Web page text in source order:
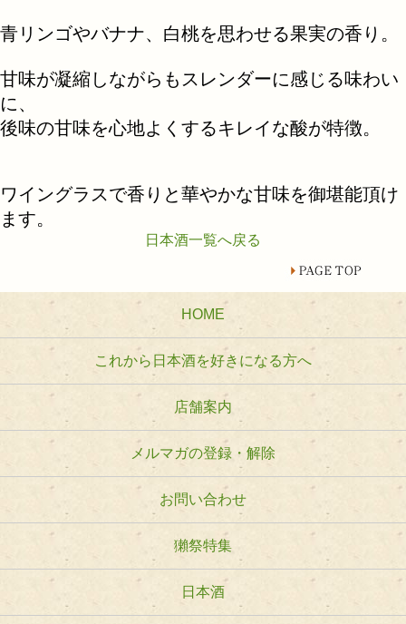
青リンゴやバナナ、白桃を思わせる果実の香り。
甘味が凝縮しながらもスレンダーに感じる味わい
に、
後味の甘味を心地よくするキレイな酸が特徴。
ワイングラスで香りと華やかな甘味を御堪能頂け
ます。
日本酒一覧へ戻る
HOME
これから日本酒を好きになる方へ
店舗案内
メルマガの登録・解除
お問い合わせ
獺祭特集
日本酒